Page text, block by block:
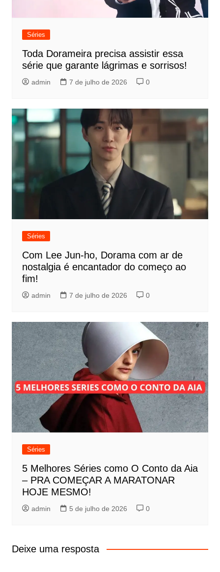
Séries
Toda Dorameira precisa assistir essa
série que garante lágrimas e sorrisos!
admin 7 de julho de 2026 0
Séries
Com Lee Jun-ho, Dorama com ar de
nostalgia é encantador do começo ao
fim!
admin 7 de julho de 2026 0
Séries
5 Melhores Séries como O Conto da Aia
– PRA COMEÇAR A MARATONAR
HOJE MESMO!
admin 5 de julho de 2026 0
Deixe uma resposta